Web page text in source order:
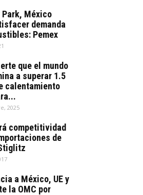
Park, México
demanda
Pemex
que el mundo
a superar 1.5
calentamiento
2025
competitividad
de
a México, UE y
la OMC por